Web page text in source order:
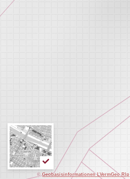
©Geobasisinformationen LVermGeo Rlp